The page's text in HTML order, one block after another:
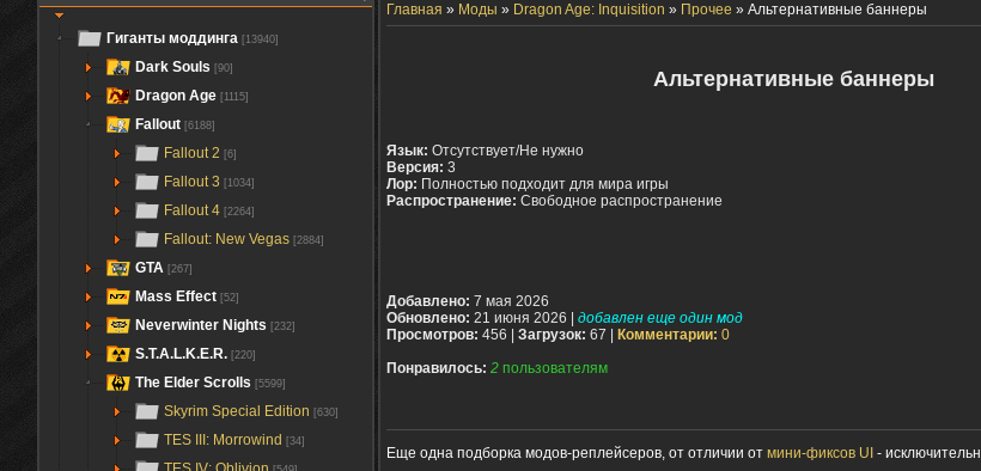
Гиганты моддинга [13940]
Dark Souls [90]
Dragon Age [1115]
Fallout [6188]
Fallout 2 [6]
Fallout 3 [1034]
Fallout 4 [2264]
Fallout: New Vegas [2884]
GTA [267]
Mass Effect [52]
Neverwinter Nights [232]
S.T.A.L.K.E.R. [220]
The Elder Scrolls [5599]
Skyrim Special Edition [630]
TES III: Morrowind [34]
Главная » Моды » Dragon Age: Inquisition » Прочее » Альтернативные баннеры
Альтернативные баннеры
Язык: Отсутствует/Не нужно
Версия: 3
Лор: Полностью подходит для мира игры
Распространение: Свободное распространение
Добавлено: 7 мая 2026
Обновлено: 21 июня 2026 | добавлен еще один мод
Просмотров: 456 | Загрузок: 67 | Комментарии: 0
Понравилось: 2 пользователям
Еще одна подборка модов-реплейсеров, от отличии от мини-фиксов UI -